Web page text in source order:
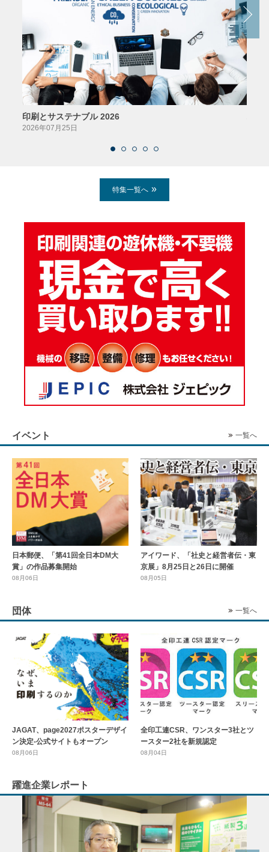
印刷とサステナブル 2026
2026年07月25日
特集一覧へ
イベント 一覧へ
日本郵便、「第41回全日本DM大
賞」の作品募集開始
08月06日
アイワード、「社史と経営者伝・東
京展」8月25日と26日に開催
08月05日
団体 一覧へ
JAGAT、page2027ポスターデザイ
ン決定-公式サイトもオープン
08月06日
全印工連CSR、ワンスター3社とツ
ースター2社を新規認定
08月04日
躍進企業レポート